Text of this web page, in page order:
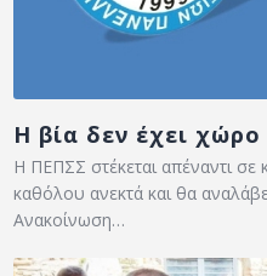
Η βία δεν έχει
Η ΠΕΠΣΣ στέκεται απέναντι σε
καθόλου ανεκτά και θα
Ανακοίνωση…